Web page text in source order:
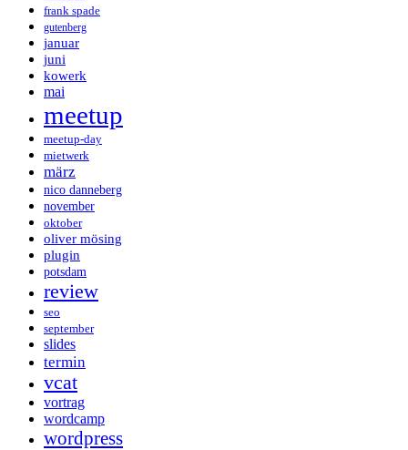
frank spade
gutenberg
januar
juni
kowerk
mai
meetup
meetup-day
mietwerk
märz
nico danneberg
november
oktober
oliver mösing
plugin
potsdam
review
seo
september
slides
termin
vcat
vortrag
wordcamp
wordpress